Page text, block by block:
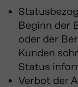
Beginn der
oder der
Kunden
Status
Verbot der